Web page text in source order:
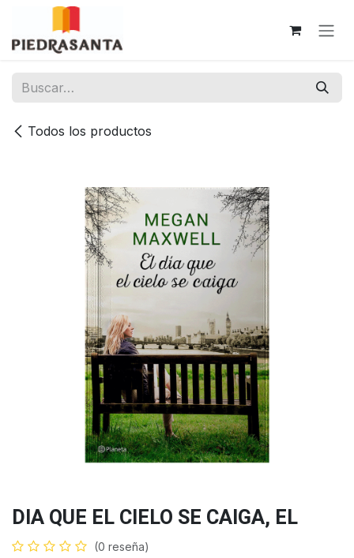
Ir al contenido
Todos los productos
DIA QUE EL CIELO SE CAIGA, EL
(0 reseña)